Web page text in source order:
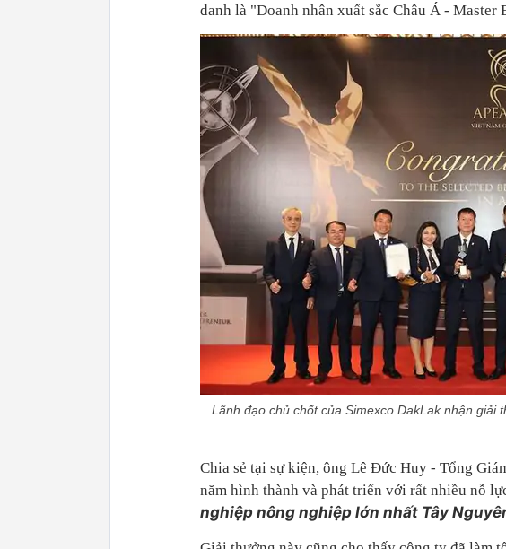
danh là "Doanh nhân xuất sắc Châu Á - Master
Lãnh đạo chủ chốt của Simexco DakLak nhận giải
Chia sẻ tại sự kiện, ông Lê Đức Huy - Tổng
năm hình thành và phát triển với rất nhiều nỗ
nghiệp nông nghiệp lớn nhất Tây